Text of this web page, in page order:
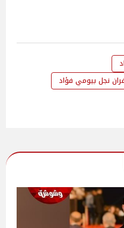
نجل بيومي فؤاد